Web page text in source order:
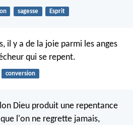
sagesse Esprit
il y a de la joie parmi les anges
qui se repent.
conversion
Dieu produit une repentance
l'on ne regrette jamais,